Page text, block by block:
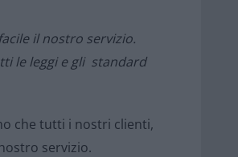
il nostro servizio.
le leggi e gli standard
che tutti i nostri clienti,
servizio.